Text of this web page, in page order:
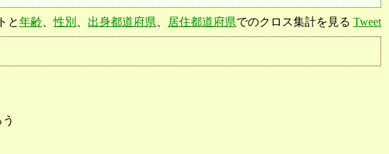
と年齢 、性別 出身都道府県 居住都道府県でのクロス集計を見る Tweet